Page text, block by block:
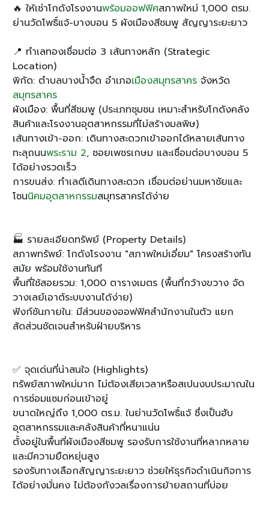
🔥 ให้เช่าโกดังโรงงานพร้อมออฟฟิศสภาพใหม่ 1,000 ตรม.
ย่านวัดโพธิ์แจ้-บางบอน 5 ผังเมืองสีชมพู สัญญาระยะยาว
📍 ทำเลทองเชื่อมต่อ 3 เส้นทางหลัก (Strategic
Location)
พิกัด: ตำบลบางน้ำจืด อำเภอเมืองสมุทรสาครจังหวัด
สมุทรสาคร
ผังเมือง: พื้นที่สีชมพู (ประเภทชุมชน เหมาะสำหรับโกดังคลัง
สินค้าและโรงงานอุตสาหกรรมที่ไม่สร้างมลพิษ)
เส้นทางเข้า-ออก: เดินทางสะดวกเข้าออกได้หลายเส้นทาง
ทะลุถนนพระราม 2, ซอยเพชรเกษม และเชื่อมต่อบางบอน 5
ได้อย่างรวดเร็ว
การขนส่ง: ทำเลดีเดินทางสะดวก เชื่อมต่อย่านมหาชัยและ
โซนนิคมอุตสาหกรรมสมุทรสาครได้ง่าย
🏭 รายละเอียดทรัพย์ (Property Details)
สภาพทรัพย์: โกดังโรงงาน "สภาพใหม่เอี่ยม" โครงสร้างทัน
สมัย พร้อมใช้งานทันที
พื้นที่ใช้สอยรวม: 1,000 ตารางเมตร (พื้นที่กว้างขวาง จัด
วางเลย์เอาต์ระบบงานได้ง่าย)
ฟังก์ชันภายใน: มีส่วนของออฟฟิศสำนักงานในตัว แยก
สัดส่วนชัดเจนสำหรับฝ่ายบริหาร
✅ จุดเด่นที่น่าสนใจ (Highlights)
ทรัพย์สภาพใหม่มาก ไม่ต้องเสียเวลาหรือสเปนงบประมาณใน
การซ่อมแซมก่อนเข้าอยู่
ขนาดใหญ่ถึง 1,000 ตร.ม. ในย่านวัดโพธิ์แจ้ ซึ่งเป็นฮับ
อุตสาหกรรมและคลังสินค้าที่หนาแน่น
ตั้งอยู่ในพื้นที่ผังเมืองสีชมพู รองรับการใช้งานที่หลากหลาย
และมีความยืดหยุ่นสูง
รองรับทางเลือกสัญญาระยะยาว ช่วยให้ธุรกิจดำเนินกิจการ
ได้อย่างมั่นคง ไม่ต้องกังวลเรื่องการย้ายสถานที่บ่อย